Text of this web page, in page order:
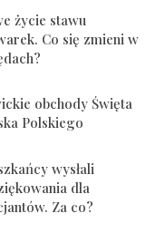
życie stawu
Co się zmieni w
obchody Święta
Polskiego
wysłali
dla
Za co?